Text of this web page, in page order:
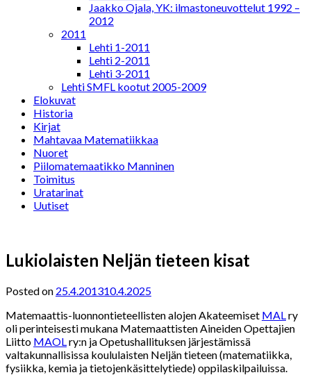
Jaakko Ojala, YK: ilmastoneuvottelut 1992 –
2012
2011
Lehti 1-2011
Lehti 2-2011
Lehti 3-2011
Lehti SMFL kootut 2005-2009
Elokuvat
Historia
Kirjat
Mahtavaa Matematiikkaa
Nuoret
Piilomatemaatikko Manninen
Toimitus
Uratarinat
Uutiset
Lukiolaisten Neljän tieteen kisat
Posted on 25.4.201310.4.2025
Matemaattis-luonnontieteellisten alojen Akateemiset MALry
oli perinteisesti mukana Matemaattisten Aineiden Opettajien
Liitto MAOLry:n ja Opetushallituksen järjestämissä
valtakunnallisissa koululaisten Neljän tieteen (matematiikka,
fysiikka, kemia ja tietojenkäsittelytiede) oppilaskilpailuissa.